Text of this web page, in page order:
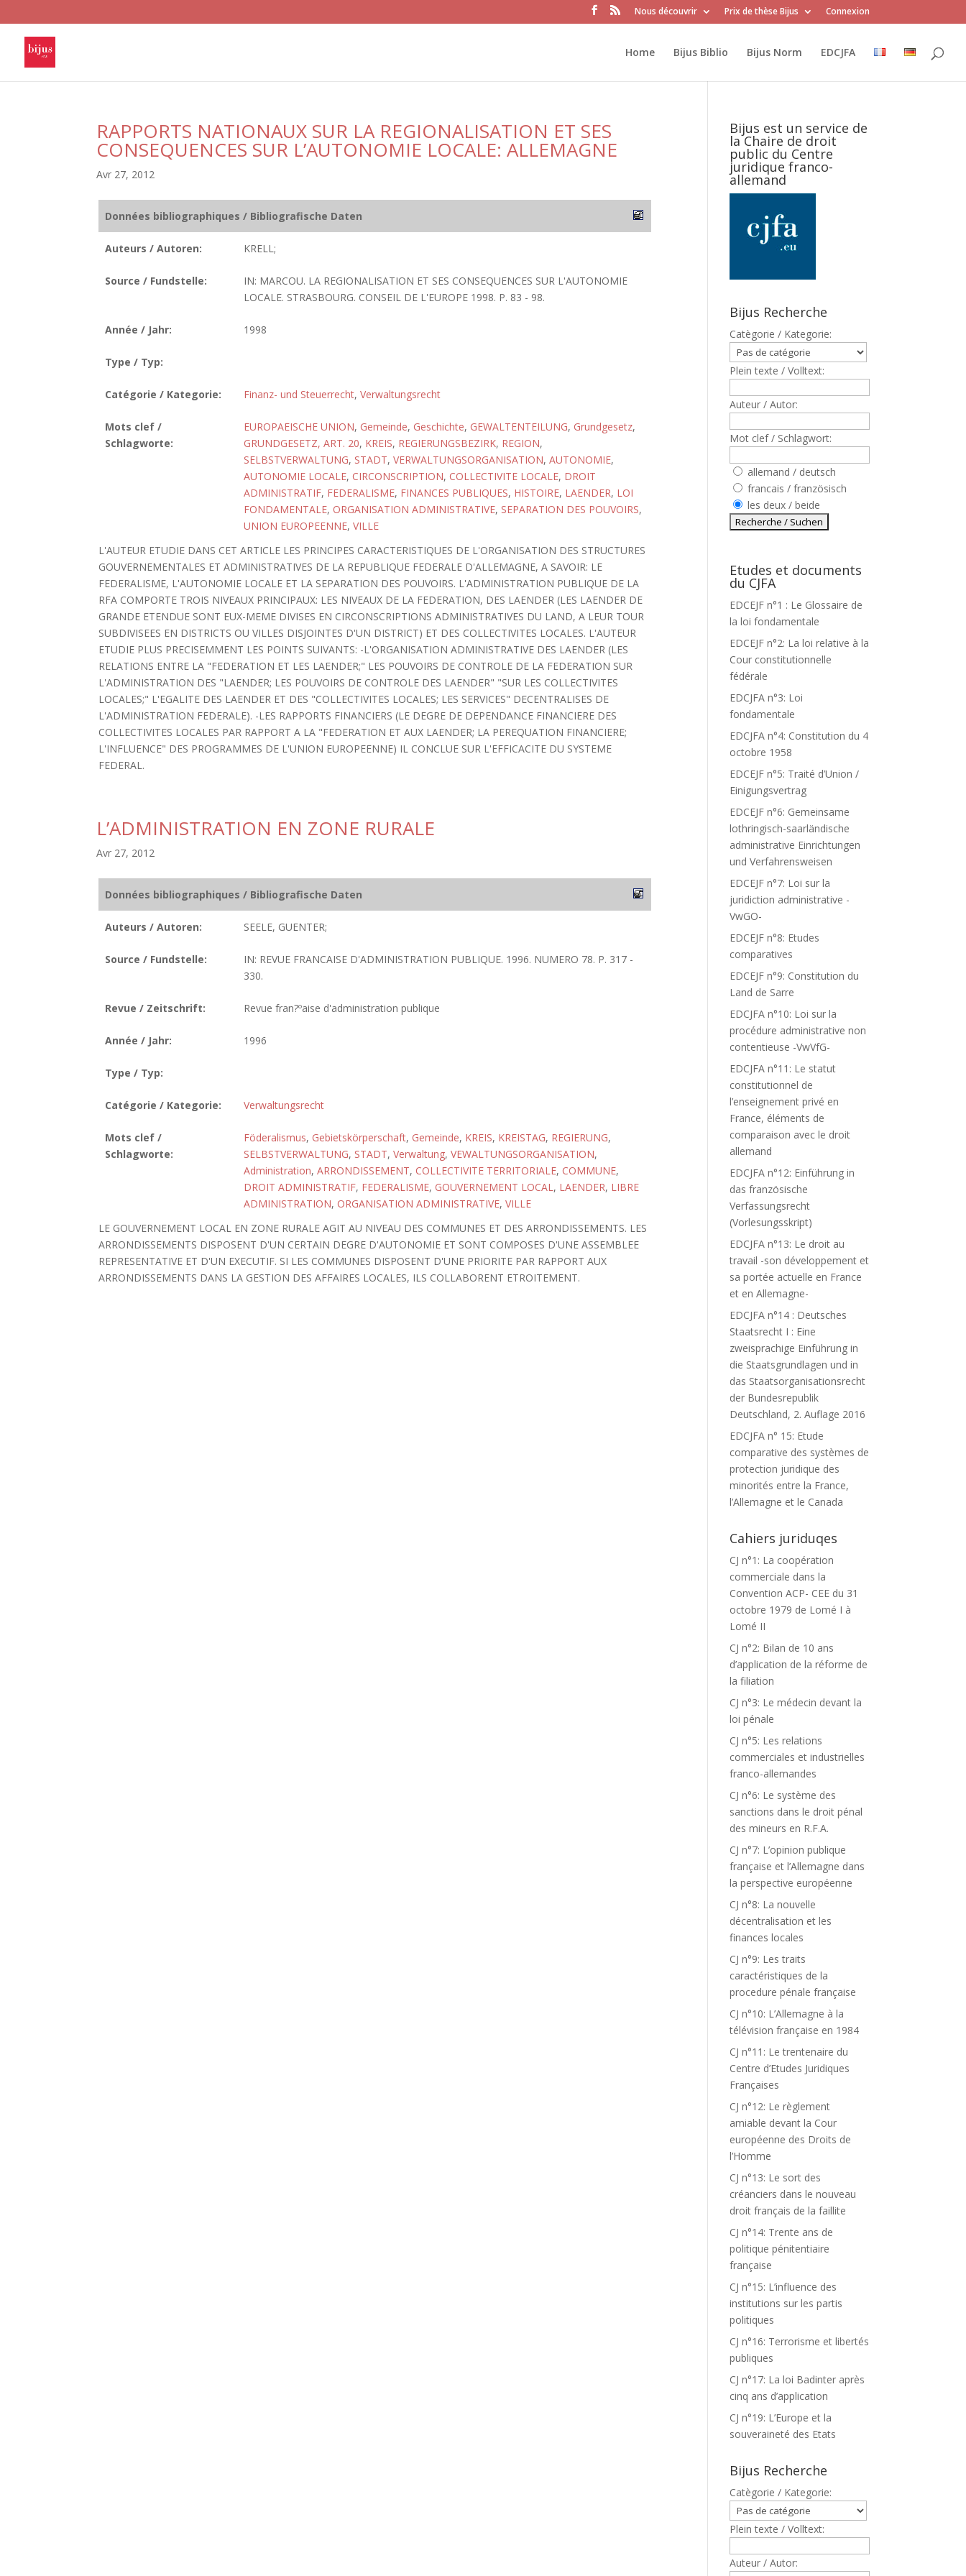
Nous découvrir Prix de thèse Bijus Connexion
Home Bijus Biblio Bijus Norm EDCJFA
RAPPORTS NATIONAUX SUR LA REGIONALISATION ET SES
CONSEQUENCES SUR L’AUTONOMIE LOCALE: ALLEMAGNE
Avr 27, 2012
Données bibliographiques / Bibliografische Daten
Auteurs / Autoren: KRELL;
Source / Fundstelle:
IN: MARCOU. LA REGIONALISATION ET SES CONSEQUENCES SUR L'AUTONOMIE
LOCALE. STRASBOURG. CONSEIL DE L'EUROPE 1998. P. 83 - 98.
Année / Jahr: 1998
Type / Typ:
Catégorie / Kategorie: Finanz- und Steuerrecht, Verwaltungsrecht
Mots clef /
Schlagworte:
EUROPAEISCHE UNION, Gemeinde, Geschichte, GEWALTENTEILUNG, Grundgesetz,
GRUNDGESETZ, ART. 20, KREIS, REGIERUNGSBEZIRK, REGION,
SELBSTVERWALTUNG, STADT, VERWALTUNGSORGANISATION, AUTONOMIE,
AUTONOMIE LOCALE, CIRCONSCRIPTION, COLLECTIVITE LOCALE, DROIT
ADMINISTRATIF, FEDERALISME, FINANCES PUBLIQUES, HISTOIRE, LAENDER, LOI
FONDAMENTALE, ORGANISATION ADMINISTRATIVE, SEPARATION DES POUVOIRS,
UNION EUROPEENNE, VILLE
L'AUTEUR ETUDIE DANS CET ARTICLE LES PRINCIPES CARACTERISTIQUES DE L'ORGANISATION DES STRUCTURES
GOUVERNEMENTALES ET ADMINISTRATIVES DE LA REPUBLIQUE FEDERALE D'ALLEMAGNE, A SAVOIR: LE
FEDERALISME, L'AUTONOMIE LOCALE ET LA SEPARATION DES POUVOIRS. L'ADMINISTRATION PUBLIQUE DE LA
RFA COMPORTE TROIS NIVEAUX PRINCIPAUX: LES NIVEAUX DE LA FEDERATION, DES LAENDER (LES LAENDER DE
GRANDE ETENDUE SONT EUX-MEME DIVISES EN CIRCONSCRIPTIONS ADMINISTRATIVES DU LAND, A LEUR TOUR
SUBDIVISEES EN DISTRICTS OU VILLES DISJOINTES D'UN DISTRICT) ET DES COLLECTIVITES LOCALES. L'AUTEUR
ETUDIE PLUS PRECISEMMENT LES POINTS SUIVANTS: -L'ORGANISATION ADMINISTRATIVE DES LAENDER (LES
RELATIONS ENTRE LA "FEDERATION ET LES LAENDER;" LES POUVOIRS DE CONTROLE DE LA FEDERATION SUR
L'ADMINISTRATION DES "LAENDER; LES POUVOIRS DE CONTROLE DES LAENDER" "SUR LES COLLECTIVITES
LOCALES;" L'EGALITE DES LAENDER ET DES "COLLECTIVITES LOCALES; LES SERVICES" DECENTRALISES DE
L'ADMINISTRATION FEDERALE). -LES RAPPORTS FINANCIERS (LE DEGRE DE DEPENDANCE FINANCIERE DES
COLLECTIVITES LOCALES PAR RAPPORT A LA "FEDERATION ET AUX LAENDER; LA PEREQUATION FINANCIERE;
L'INFLUENCE" DES PROGRAMMES DE L'UNION EUROPEENNE) IL CONCLUE SUR L'EFFICACITE DU SYSTEME
FEDERAL.
L’ADMINISTRATION EN ZONE RURALE
Avr 27, 2012
Données bibliographiques / Bibliografische Daten
Auteurs / Autoren: SEELE, GUENTER;
Source / Fundstelle:
IN: REVUE FRANCAISE D'ADMINISTRATION PUBLIQUE. 1996. NUMERO 78. P. 317 -
330.
Revue / Zeitschrift: Revue fran?ºaise d'administration publique
Année / Jahr: 1996
Type / Typ:
Catégorie / Kategorie: Verwaltungsrecht
Mots clef /
Schlagworte:
Föderalismus, Gebietskörperschaft, Gemeinde, KREIS, KREISTAG, REGIERUNG,
SELBSTVERWALTUNG, STADT, Verwaltung, VEWALTUNGSORGANISATION,
Administration, ARRONDISSEMENT, COLLECTIVITE TERRITORIALE, COMMUNE,
DROIT ADMINISTRATIF, FEDERALISME, GOUVERNEMENT LOCAL, LAENDER, LIBRE
ADMINISTRATION, ORGANISATION ADMINISTRATIVE, VILLE
LE GOUVERNEMENT LOCAL EN ZONE RURALE AGIT AU NIVEAU DES COMMUNES ET DES ARRONDISSEMENTS. LES
ARRONDISSEMENTS DISPOSENT D'UN CERTAIN DEGRE D'AUTONOMIE ET SONT COMPOSES D'UNE ASSEMBLEE
REPRESENTATIVE ET D'UN EXECUTIF. SI LES COMMUNES DISPOSENT D'UNE PRIORITE PAR RAPPORT AUX
ARRONDISSEMENTS DANS LA GESTION DES AFFAIRES LOCALES, ILS COLLABORENT ETROITEMENT.
Bijus est un service de
la Chaire de droit
public du Centre
juridique franco-
allemand
Bijus Recherche
Catègorie / Kategorie:
Plein texte / Volltext:
Auteur / Autor:
Mot clef / Schlagwort:
allemand / deutsch
francais / französisch
les deux / beide
Etudes et documents
du CJFA
EDCEJF n°1 : Le Glossaire de
la loi fondamentale
EDCEJF n°2: La loi relative à la
Cour constitutionnelle
fédérale
EDCJFA n°3: Loi
fondamentale
EDCJFA n°4: Constitution du 4
octobre 1958
EDCEJF n°5: Traité d’Union /
Einigungsvertrag
EDCEJF n°6: Gemeinsame
lothringisch-saarländische
administrative Einrichtungen
und Verfahrensweisen
EDCEJF n°7: Loi sur la
juridiction administrative -
VwGO-
EDCEJF n°8: Etudes
comparatives
EDCEJF n°9: Constitution du
Land de Sarre
EDCJFA n°10: Loi sur la
procédure administrative non
contentieuse -VwVfG-
EDCJFA n°11: Le statut
constitutionnel de
l’enseignement privé en
France, éléments de
comparaison avec le droit
allemand
EDCJFA n°12: Einführung in
das französische
Verfassungsrecht
(Vorlesungsskript)
EDCJFA n°13: Le droit au
travail -son développement et
sa portée actuelle en France
et en Allemagne-
EDCJFA n°14 : Deutsches
Staatsrecht I : Eine
zweisprachige Einführung in
die Staatsgrundlagen und in
das Staatsorganisationsrecht
der Bundesrepublik
Deutschland, 2. Auflage 2016
EDCJFA n° 15: Etude
comparative des systèmes de
protection juridique des
minorités entre la France,
l’Allemagne et le Canada
Cahiers juriduqes
CJ n°1: La coopération
commerciale dans la
Convention ACP- CEE du 31
octobre 1979 de Lomé I à
Lomé II
CJ n°2: Bilan de 10 ans
d’application de la réforme de
la filiation
CJ n°3: Le médecin devant la
loi pénale
CJ n°5: Les relations
commerciales et industrielles
franco-allemandes
CJ n°6: Le système des
sanctions dans le droit pénal
des mineurs en R.F.A.
CJ n°7: L’opinion publique
française et l’Allemagne dans
la perspective européenne
CJ n°8: La nouvelle
décentralisation et les
finances locales
CJ n°9: Les traits
caractéristiques de la
procedure pénale française
CJ n°10: L’Allemagne à la
télévision française en 1984
CJ n°11: Le trentenaire du
Centre d’Etudes Juridiques
Françaises
CJ n°12: Le règlement
amiable devant la Cour
européenne des Droits de
l’Homme
CJ n°13: Le sort des
créanciers dans le nouveau
droit français de la faillite
CJ n°14: Trente ans de
politique pénitentiaire
française
CJ n°15: L’influence des
institutions sur les partis
politiques
CJ n°16: Terrorisme et libertés
publiques
CJ n°17: La loi Badinter après
cinq ans d’application
CJ n°19: L’Europe et la
souveraineté des Etats
Bijus Recherche
Catègorie / Kategorie:
Plein texte / Volltext:
Auteur / Autor: